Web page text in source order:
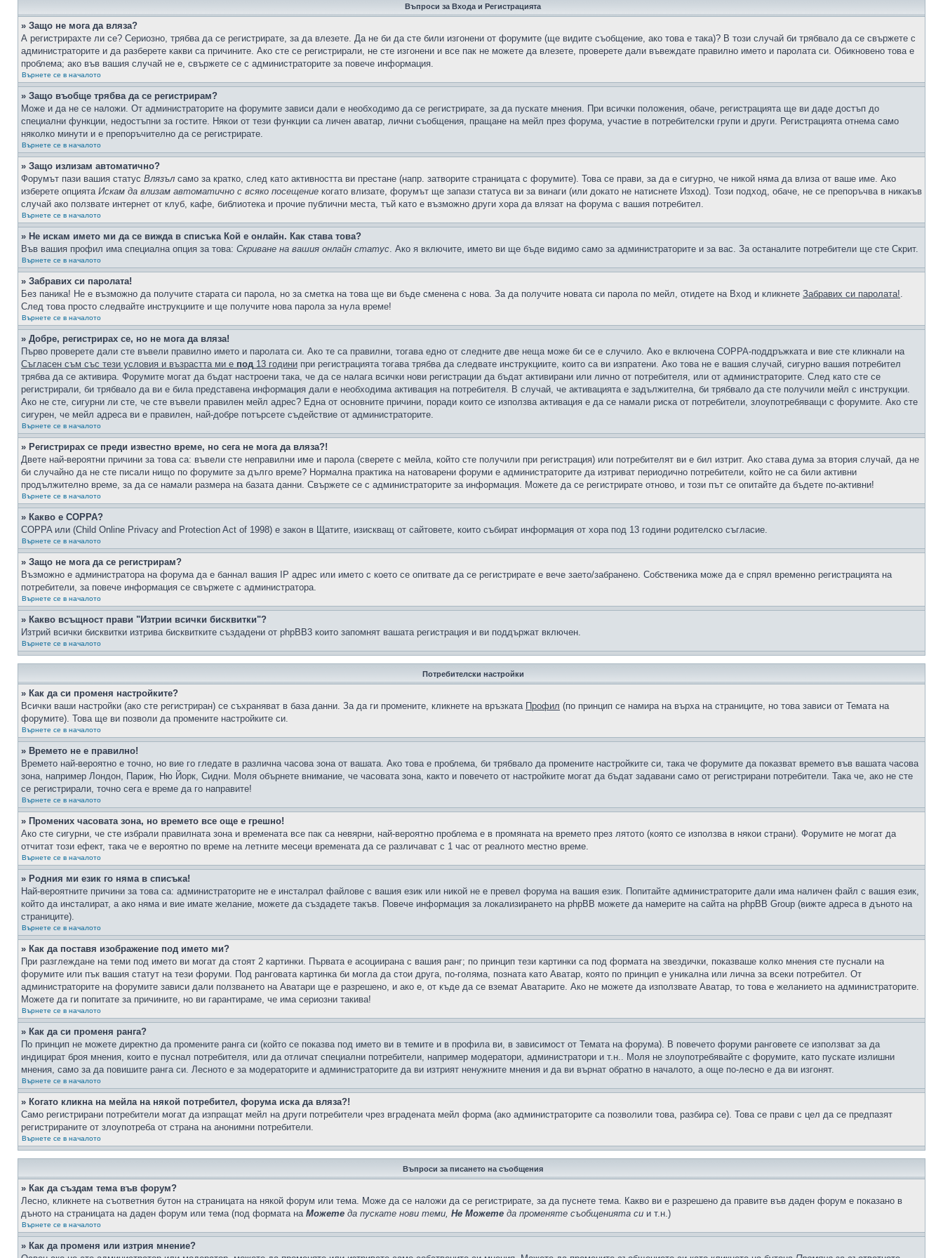
Въпроси за Входа и Регистрацията
» Защо не мога да вляза?
А регистрирахте ли се? Сериозно, трябва да се регистрирате, за да влезете. Да не би да сте били изгонени от форумите (ще видите съобщение, ако това е така)? В този случай би трябвало да се свържете с
администраторите и да разберете какви са причините. Ако сте се регистрирали, не сте изгонени и все пак не можете да влезете, проверете дали въвеждате правилно името и паролата си. Обикновено това е
проблема; ако във вашия случай не е, свържете се с администраторите за повече информация.
Върнете се в началото
» Защо въобще трябва да се регистрирам?
Може и да не се наложи. От администраторите на форумите зависи дали е необходимо да се регистрирате, за да пускате мнения. При всички положения, обаче, регистрацията ще ви даде достъп до
специални функции, недостъпни за гостите. Някои от тези функции са личен аватар, лични съобщения, пращане на мейл през форума, участие в потребителски групи и други. Регистрацията отнема само
няколко минути и е препоръчително да се регистрирате.
Върнете се в началото
» Защо излизам автоматично?
Форумът пази вашия статус Влязъл само за кратко, след като активността ви престане (напр. затворите страницата с форумите). Това се прави, за да е сигурно, че никой няма да влиза от ваше име. Ако
изберете опцията Искам да влизам автоматично с всяко посещение когато влизате, форумът ще запази статуса ви за винаги (или докато не натиснете Изход). Този подход, обаче, не се препоръчва в никакъв
случай ако ползвате интернет от клуб, кафе, библиотека и прочие публични места, тъй като е възможно други хора да влязат на форума с вашия потребител.
Върнете се в началото
» Не искам името ми да се вижда в списъка Кой е онлайн. Как става това?
Във вашия профил има специална опция за това: Скриване на вашия онлайн статус. Ако я включите, името ви ще бъде видимо само за администраторите и за вас. За останалите потребители ще сте Скрит.
Върнете се в началото
» Забравих си паролата!
Без паника! Не е възможно да получите старата си парола, но за сметка на това ще ви бъде сменена с нова. За да получите новата си парола по мейл, отидете на Вход и кликнете Забравих си паролата!.
След това просто следвайте инструкциите и ще получите нова парола за нула време!
Върнете се в началото
» Добре, регистрирах се, но не мога да вляза!
Първо проверете дали сте въвели правилно името и паролата си. Ако те са правилни, тогава едно от следните две неща може би се е случило. Ако е включена COPPA-поддръжката и вие сте кликнали на
Съгласен съм със тези условия и възрастта ми е под 13 години при регистрацията тогава трябва да следвате инструкциите, които са ви изпратени. Ако това не е вашия случай, сигурно вашия потребител
трябва да се активира. Форумите могат да бъдат настроени така, че да се налага всички нови регистрации да бъдат активирани или лично от потребителя, или от администраторите. След като сте се
регистрирали, би трябвало да ви е била представена информация дали е необходима активация на потребителя. В случай, че активацията е задължителна, би трябвало да сте получили мейл с инструкции.
Ако не сте, сигурни ли сте, че сте въвели правилен мейл адрес? Една от основните причини, поради които се използва активация е да се намали риска от потребители, злоупотребяващи с форумите. Ако сте
сигурен, че мейл адреса ви е правилен, най-добре потърсете съдействие от администраторите.
Върнете се в началото
» Регистрирах се преди известно време, но сега не мога да вляза?!
Двете най-вероятни причини за това са: въвели сте неправилни име и парола (сверете с мейла, който сте получили при регистрация) или потребителят ви е бил изтрит. Ако става дума за втория случай, да не
би случайно да не сте писали нищо по форумите за дълго време? Нормална практика на натоварени форуми е администраторите да изтриват периодично потребители, който не са били активни
продължително време, за да се намали размера на базата данни. Свържете се с администраторите за информация. Можете да се регистрирате отново, и този път се опитайте да бъдете по-активни!
Върнете се в началото
» Какво е COPPA?
COPPA или (Child Online Privacy and Protection Act of 1998) е закон в Щатите, изискващ от сайтовете, които събират информация от хора под 13 години родителско съгласие.
Върнете се в началото
» Защо не мога да се регистрирам?
Възможно е администратора на форума да е баннал вашия IP адрес или името с което се опитвате да се регистрирате е вече заето/забранено. Собственика може да е спрял временно регистрацията на
потребители, за повече информация се свържете с администратора.
Върнете се в началото
» Какво всъщност прави "Изтрии всички бисквитки"?
Изтрий всички бисквитки изтрива бисквитките създадени от phpBB3 които запомнят вашата регистрация и ви поддържат включен.
Върнете се в началото
Потребителски настройки
» Как да си променя настройките?
Всички ваши настройки (ако сте регистриран) се съхраняват в база данни. За да ги промените, кликнете на връзката Профил (по принцип се намира на върха на страниците, но това зависи от Темата на
форумите). Това ще ви позволи да промените настройките си.
Върнете се в началото
» Времето не е правилно!
Времето най-вероятно е точно, но вие го гледате в различна часова зона от вашата. Ако това е проблема, би трябвало да промените настройките си, така че форумите да показват времето във вашата часова
зона, например Лондон, Париж, Ню Йорк, Сидни. Моля обърнете внимание, че часовата зона, както и повечето от настройките могат да бъдат задавани само от регистрирани потребители. Така че, ако не сте
се регистрирали, точно сега е време да го направите!
Върнете се в началото
» Промених часовата зона, но времето все още е грешно!
Ако сте сигурни, че сте избрали правилната зона и времената все пак са невярни, най-вероятно проблема е в промяната на времето през лятото (която се използва в някои страни). Форумите не могат да
отчитат този ефект, така че е вероятно по време на летните месеци времената да се различават с 1 час от реалното местно време.
Върнете се в началото
» Родния ми език го няма в списъка!
Най-вероятните причини за това са: администраторите не е инсталрал файлове с вашия език или никой не е превел форума на вашия език. Попитайте администраторите дали има наличен файл с вашия език,
който да инсталират, а ако няма и вие имате желание, можете да създадете такъв. Повече информация за локализирането на phpBB можете да намерите на сайта на phpBB Group (вижте адреса в дъното на
страниците).
Върнете се в началото
» Как да поставя изображение под името ми?
При разглеждане на теми под името ви могат да стоят 2 картинки. Първата е асоциирана с вашия ранг; по принцип тези картинки са под формата на звездички, показваше колко мнения сте пуснали на
форумите или пък вашия статут на тези форуми. Под ранговата картинка би могла да стои друга, по-голяма, позната като Аватар, която по принцип е уникална или лична за всеки потребител. От
администраторите на форумите зависи дали ползването на Аватари ще е разрешено, и ако е, от къде да се вземат Аватарите. Ако не можете да използвате Аватар, то това е желанието на администраторите.
Можете да ги попитате за причините, но ви гарантираме, че има сериозни такива!
Върнете се в началото
» Как да си променя ранга?
По принцип не можете директно да промените ранга си (който се показва под името ви в темите и в профила ви, в зависимост от Темата на форума). В повечето форуми ранговете се използват за да
индицират броя мнения, които е пуснал потребителя, или да отличат специални потребители, например модератори, администратори и т.н.. Моля не злоупотребявайте с форумите, като пускате излишни
мнения, само за да повишите ранга си. Лесното е за модераторите и администраторите да ви изтрият ненужните мнения и да ви върнат обратно в началото, а още по-лесно е да ви изгонят.
Върнете се в началото
» Когато кликна на мейла на някой потребител, форума иска да вляза?!
Само регистрирани потребители могат да изпращат мейл на други потребители чрез вградената мейл форма (ако администраторите са позволили това, разбира се). Това се прави с цел да се предпазят
регистрираните от злоупотреба от страна на анонимни потребители.
Върнете се в началото
Въпроси за писането на съобщения
» Как да създам тема във форум?
Лесно, кликнете на съответния бутон на страницата на някой форум или тема. Може да се наложи да се регистрирате, за да пуснете тема. Какво ви е разрешено да правите във даден форум е показано в
дъното на страницата на даден форум или тема (под формата на Можете да пускате нови теми, Не Можете да променяте съобщенията си и т.н.)
Върнете се в началото
» Как да променя или изтрия мнение?